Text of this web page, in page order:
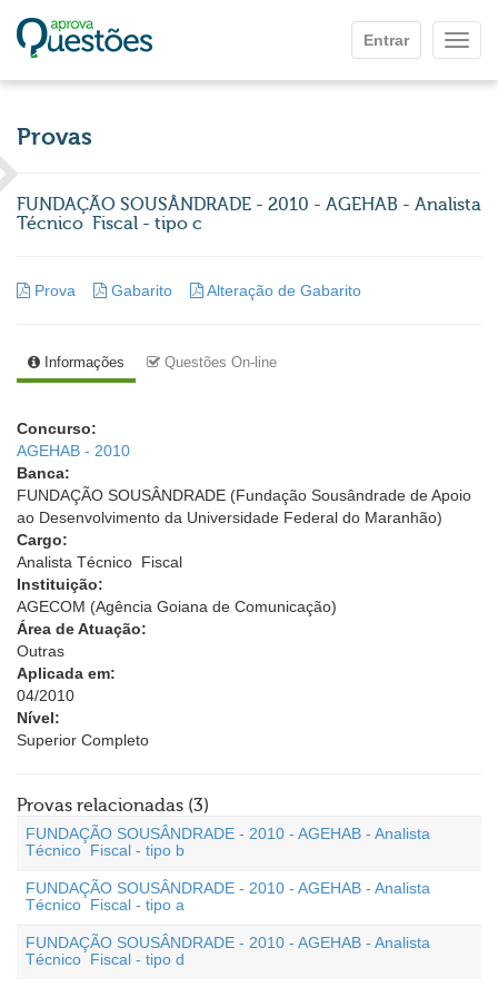
Entrar
Provas
FUNDAÇÃO SOUSÂNDRADE - 2010 - AGEHAB - Analista
Técnico  Fiscal - tipo c
Prova Gabarito Alteração de Gabarito
Informações Questões On-line
Concurso:
AGEHAB - 2010
Banca:
FUNDAÇÃO SOUSÂNDRADE (Fundação Sousândrade de Apoio
ao Desenvolvimento da Universidade Federal do Maranhão)
Cargo:
Analista Técnico  Fiscal
Instituição:
AGECOM (Agência Goiana de Comunicação)
Área de Atuação:
Outras
Aplicada em:
04/2010
Nível:
Superior Completo
Provas relacionadas (3)
FUNDAÇÃO SOUSÂNDRADE - 2010 - AGEHAB - Analista
Técnico  Fiscal - tipo b
FUNDAÇÃO SOUSÂNDRADE - 2010 - AGEHAB - Analista
Técnico  Fiscal - tipo a
FUNDAÇÃO SOUSÂNDRADE - 2010 - AGEHAB - Analista
Técnico  Fiscal - tipo d